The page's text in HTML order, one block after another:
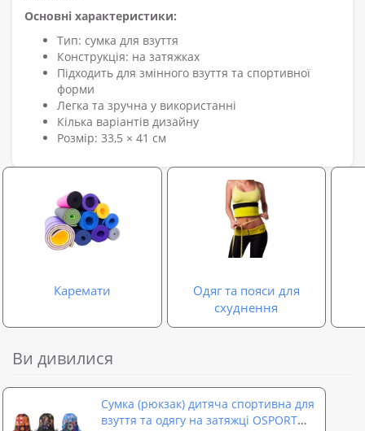
Основні характеристики:
Тип: сумка для взуття
Конструкція: на затяжках
Підходить для змінного взуття та спортивної
форми
Легка та зручна у використанні
Кілька варіантів дизайну
Розмір: 33,5 × 41 см
Каремати
Одяг та пояси для
схуднення
Ви дивилися
Сумка (рюкзак) дитяча спортивна для
взуття та одягу на затяжці OSPORT